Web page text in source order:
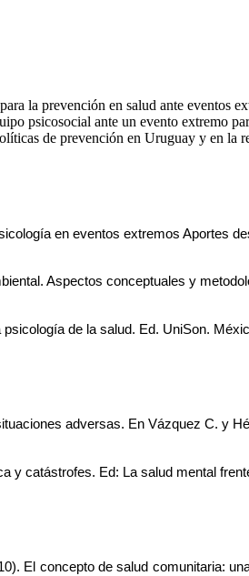
la prevención en salud ante eventos
psicosocial ante un evento extremo
de prevención en Uruguay y en la
en eventos extremos Aportes
Aspectos conceptuales y
de la salud. Ed. UniSon.
adversas. En Vázquez C. y
y catástrofes. Ed: La salud mental
El concepto de salud comunitaria: